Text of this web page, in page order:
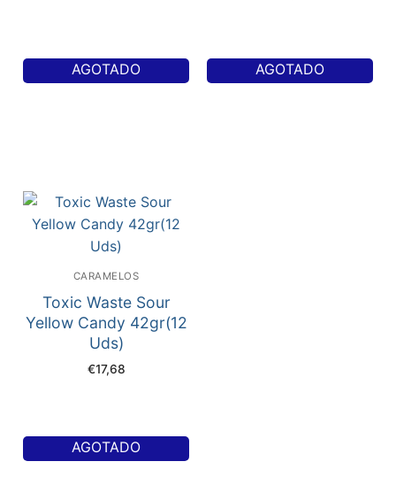
AGOTADO AGOTADO
CARAMELOS
Toxic Waste Sour
Yellow Candy 42gr(12
Uds)
€17,68
AGOTADO